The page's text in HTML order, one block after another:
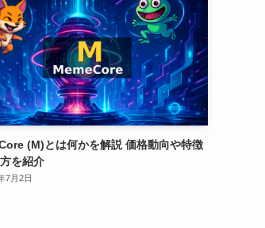
(M)とは何かを解説 価格動向や特徴
を紹介
7月2日